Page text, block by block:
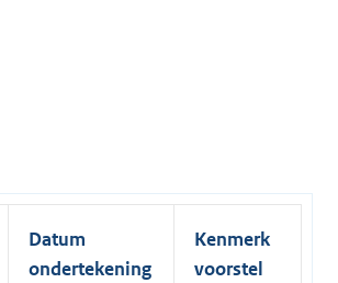
Datum
ondertekening
Kenmerk
voorstel